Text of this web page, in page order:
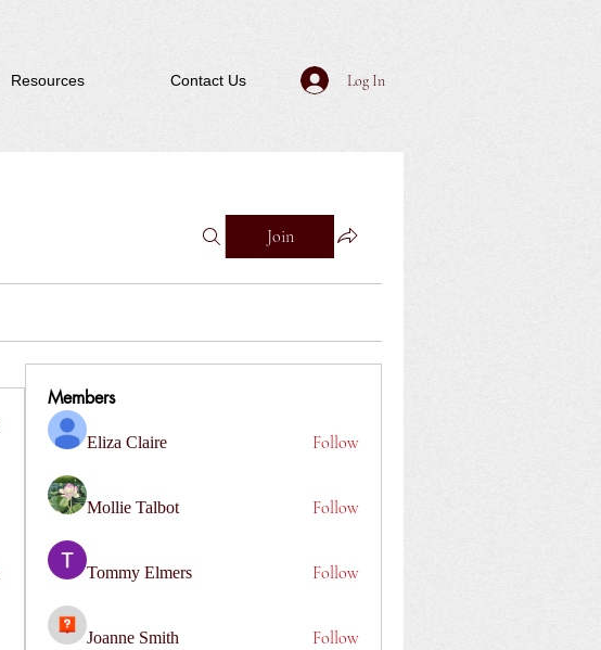
Resources Contact Us Log In
Join
Members
Eliza Claire Follow
Mollie Talbot Follow
Tommy Elmers Follow
Joanne Smith Follow